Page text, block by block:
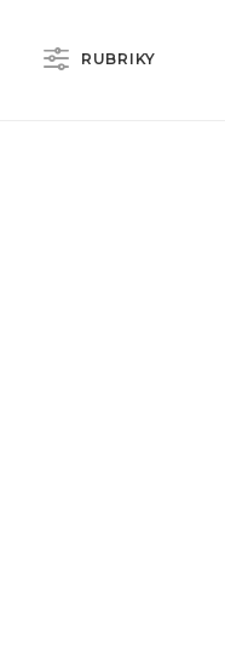
RUBRIKY